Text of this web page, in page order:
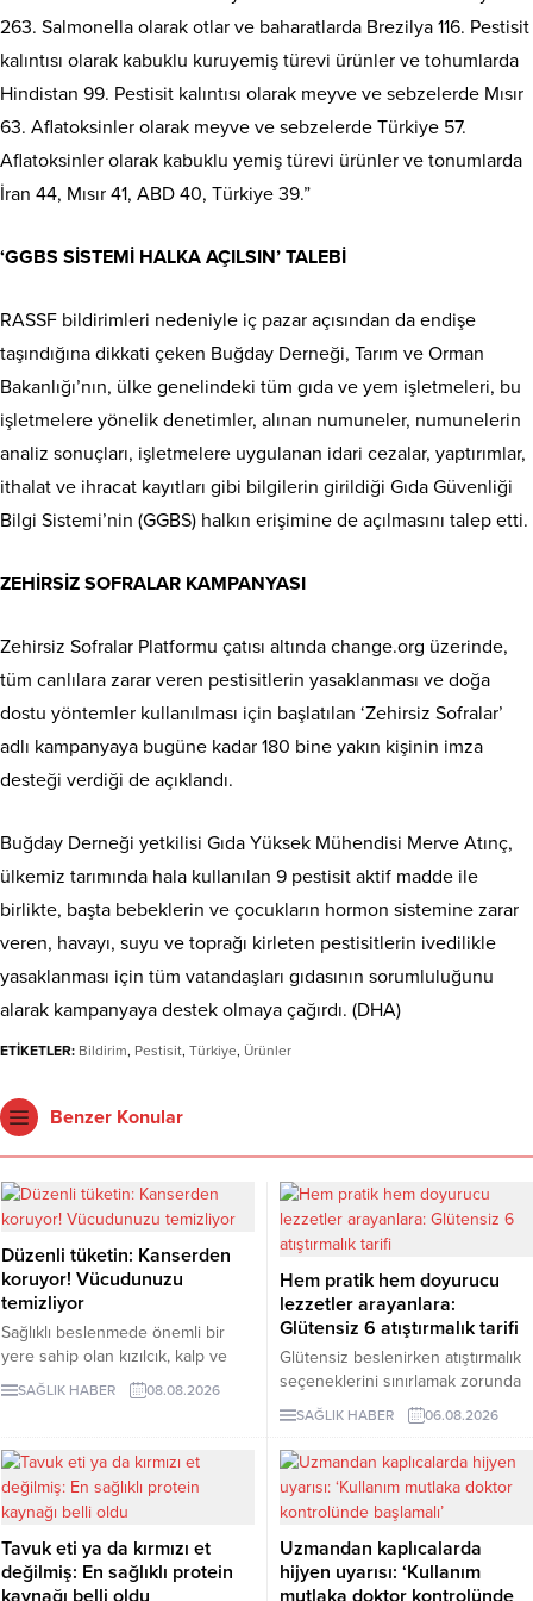
263. Salmonella olarak otlar ve baharatlarda Brezilya 116. Pestisit
kalıntısı olarak kabuklu kuruyemiş türevi ürünler ve tohumlarda
Hindistan 99. Pestisit kalıntısı olarak meyve ve sebzelerde Mısır
63. Aflatoksinler olarak meyve ve sebzelerde Türkiye 57.
Aflatoksinler olarak kabuklu yemiş türevi ürünler ve tonumlarda
İran 44, Mısır 41, ABD 40, Türkiye 39.”
‘GGBS SİSTEMİ HALKA AÇILSIN’ TALEBİ
RASSF bildirimleri nedeniyle iç pazar açısından da endişe
taşındığına dikkati çeken Buğday Derneği, Tarım ve Orman
Bakanlığı’nın, ülke genelindeki tüm gıda ve yem işletmeleri, bu
işletmelere yönelik denetimler, alınan numuneler, numunelerin
analiz sonuçları, işletmelere uygulanan idari cezalar, yaptırımlar,
ithalat ve ihracat kayıtları gibi bilgilerin girildiği Gıda Güvenliği
Bilgi Sistemi’nin (GGBS) halkın erişimine de açılmasını talep etti.
ZEHİRSİZ SOFRALAR KAMPANYASI
Zehirsiz Sofralar Platformu çatısı altında change.org üzerinde,
tüm canlılara zarar veren pestisitlerin yasaklanması ve doğa
dostu yöntemler kullanılması için başlatılan ‘Zehirsiz Sofralar’
adlı kampanyaya bugüne kadar 180 bine yakın kişinin imza
desteği verdiği de açıklandı.
Buğday Derneği yetkilisi Gıda Yüksek Mühendisi Merve Atınç,
ülkemiz tarımında hala kullanılan 9 pestisit aktif madde ile
birlikte, başta bebeklerin ve çocukların hormon sistemine zarar
veren, havayı, suyu ve toprağı kirleten pestisitlerin ivedilikle
yasaklanması için tüm vatandaşları gıdasının sorumluluğunu
alarak kampanyaya destek olmaya çağırdı. (DHA)
ETİKETLER: Bildirim, Pestisit, Türkiye, Ürünler
Benzer Konular
Düzenli tüketin: Kanserden
koruyor! Vücudunuzu
temizliyor
Sağlıklı beslenmede önemli bir
yere sahip olan kızılcık, kalp ve
damar sistemini desteklerken
bağışıklık sisteminin güçlenmesine
karşı koruyucu etkileriyle bilinen
kızılcık, bazı kanser türlerine karşı
koruyucu rol oynarken vücuttaki
iltihaplanmanın göstergelerinden
biri olan CRP seviyesinin
düşürülmesine destek oluyor.
SAĞLIK HABER 08.08.2026
Hem pratik hem doyurucu
lezzetler arayanlara:
Glütensiz 6 atıştırmalık tarifi
Glütensiz beslenirken atıştırmalık
seçeneklerini sınırlamak zorunda
değilsiniz. Evde kolayca
hazırlayabileceğiniz bu 5 glütensiz
tarif, hem pratik hem de lezzetli
alternatifler sunuyor.
SAĞLIK HABER 06.08.2026
Tavuk eti ya da kırmızı et
değilmiş: En sağlıklı protein
kaynağı belli oldu
Uzmandan kaplıcalarda
hijyen uyarısı: ‘Kullanım
mutlaka doktor kontrolünde